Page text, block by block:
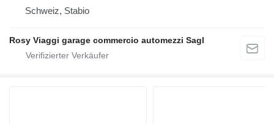
Schweiz, Stabio
Rosy Viaggi garage commercio automezzi Sagl